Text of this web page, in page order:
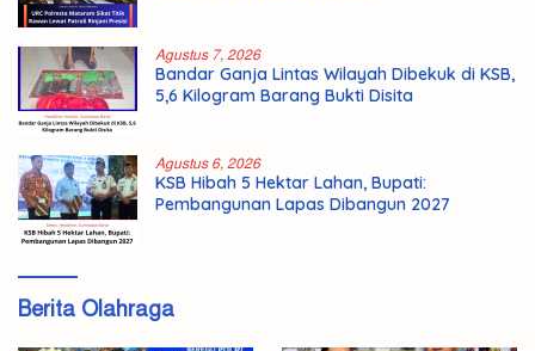
Agustus 7, 2026
Bandar Ganja Lintas Wilayah Dibekuk di KSB,
5,6 Kilogram Barang Bukti Disita
Agustus 6, 2026
KSB Hibah 5 Hektar Lahan, Bupati:
Pembangunan Lapas Dibangun 2027
Berita Olahraga